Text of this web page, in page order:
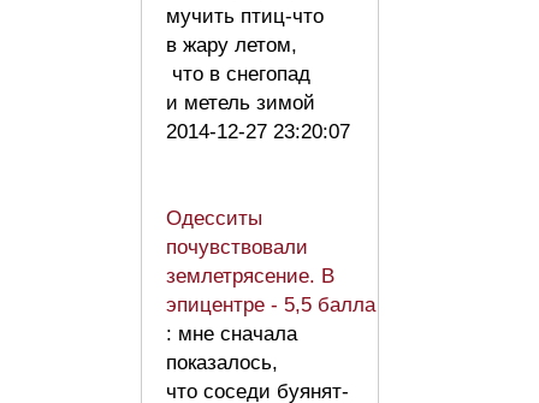
мучить птиц-что
в жару летом,
что в снегопад
и метель зимой
2014-12-27 23:20:07
Одесситы
почувствовали
землетрясение. В
эпицентре - 5,5 балла
: мне сначала
показалось,
что соседи буянят-